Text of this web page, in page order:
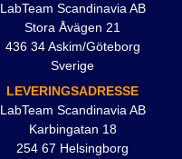
LabTeam Scandinavia AB
Stora Åvägen 21
436 34 Askim/Göteborg
Sverige
LEVERINGSADRESSE
LabTeam Scandinavia AB
Karbingatan 18
254 67 Helsingborg